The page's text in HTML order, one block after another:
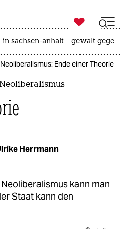
ich

taz zahl ich
in sachsen-anhalt gewalt
Ende einer Theorie
Herrmann
kann man
Staat kann den